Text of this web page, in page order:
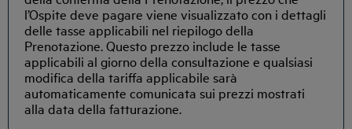
l’Ospite deve pagare viene visualizzato con i dettagli
delle tasse applicabili nel riepilogo della
Prenotazione. Questo prezzo include le tasse
applicabili al giorno della consultazione e qualsiasi
modifica della tariffa applicabile sarà
automaticamente comunicata sui prezzi mostrati
alla data della fatturazione.